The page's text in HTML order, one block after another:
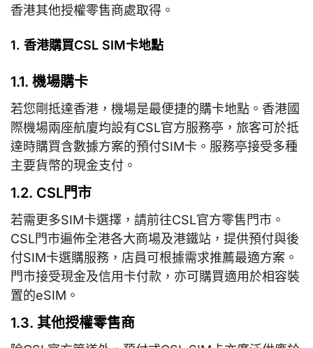
香港其他授權零售商處取得。
1. 香港購買CSL SIM卡地點
1.1. 機場購卡
若您剛抵達香港，機場是最便捷的購卡地點。香港國
際機場兩座航廈均設有CSL官方服務亭，旅客可於抵
達時購買含數據方案的預付SIM卡。服務亭接受多種
主要貨幣的現金支付。
1.2. CSL門市
若需更多SIM卡選擇，請前往CSL官方零售門市。
CSL門市遍佈全港各大商場及港鐵站，提供預付與後
付SIM卡選購服務，店員可根據需求推薦最適方案。
門市接受現金及信用卡付款，亦可購買適用於相容裝
置的eSIM。
1.3. 其他授權零售商